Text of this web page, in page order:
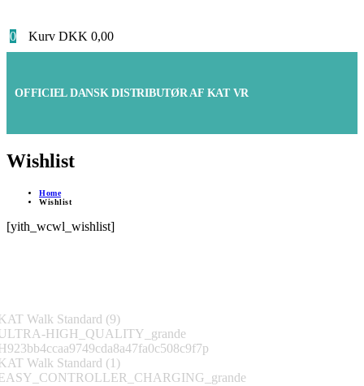
0 Kurv DKK 0,00
OFFICIEL DANSK DISTRIBUTØR AF KAT VR
Wishlist
Home
Wishlist
[yith_wcwl_wishlist]